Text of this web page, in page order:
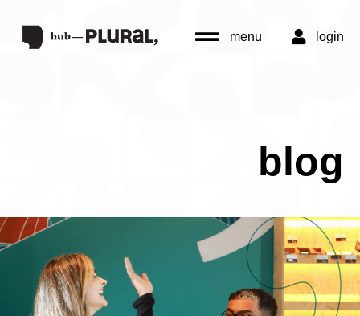
menu login
blog